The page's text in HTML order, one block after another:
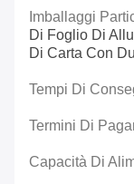
Imballaggi
Di Foglio Di
Di Carta Con
Tempi Di
Termini Di
Capacità Di